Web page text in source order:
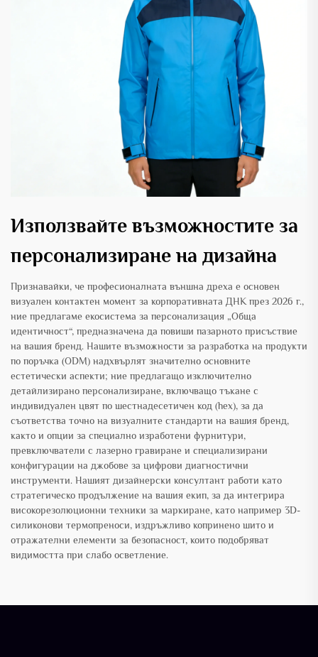
Използвайте възможностите за
персонализиране на дизайна
Признавайки, че професионалната външна дреха е основен
визуален контактен момент за корпоративната ДНК през 2026 г.,
ние предлагаме екосистема за персонализация „Обща
идентичност“, предназначена да повиши пазарното присъствие
на вашия бренд. Нашите възможности за разработка на продукти
по поръчка (ODM) надхвърлят значително основните
естетически аспекти; ние предлагащо изключително
детайлизирано персонализиране, включващо тъкане с
индивидуален цвят по шестнадесетичен код (hex), за да
съответства точно на визуалните стандарти на вашия бренд,
както и опции за специално изработени фурнитури,
превключватели с лазерно гравиране и специализирани
конфигурации на джобове за цифрови диагностични
инструменти. Нашият дизайнерски консултант работи като
стратегическо продължение на вашия екип, за да интегрира
високорезолюционни техники за маркиране, като например 3D-
силиконови термопреноси, издръжливо копринено шито и
отражателни елементи за безопасност, които подобряват
видимостта при слабо осветление.